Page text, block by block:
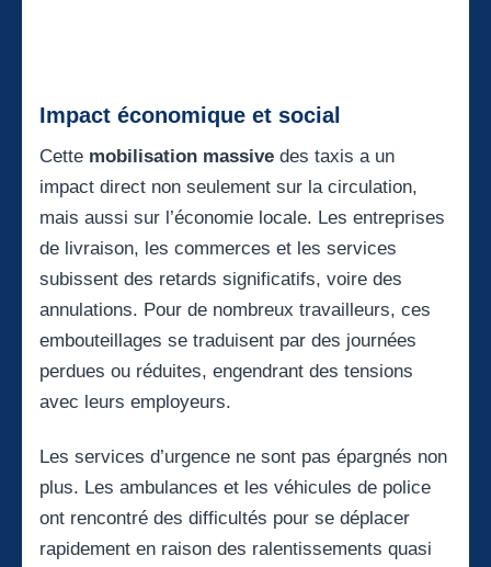
Impact économique et social
Cette mobilisation massive des taxis a un
impact direct non seulement sur la circulation,
mais aussi sur l’économie locale. Les entreprises
de livraison, les commerces et les services
subissent des retards significatifs, voire des
annulations. Pour de nombreux travailleurs, ces
embouteillages se traduisent par des journées
perdues ou réduites, engendrant des tensions
avec leurs employeurs.
Les services d’urgence ne sont pas épargnés non
plus. Les ambulances et les véhicules de police
ont rencontré des difficultés pour se déplacer
rapidement en raison des ralentissements quasi